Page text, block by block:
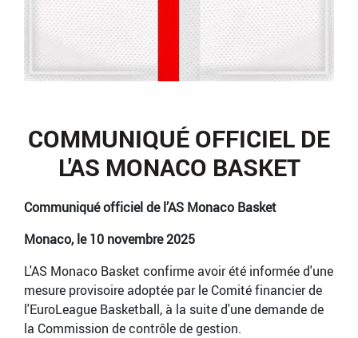
COMMUNIQUÉ OFFICIEL DE
L'AS MONACO BASKET
Communiqué officiel de l’AS Monaco Basket
Monaco, le 10 novembre 2025
L'AS Monaco Basket confirme avoir été informée d'une
mesure provisoire adoptée par le Comité financier de
l'EuroLeague Basketball, à la suite d'une demande de
la Commission de contrôle de gestion.